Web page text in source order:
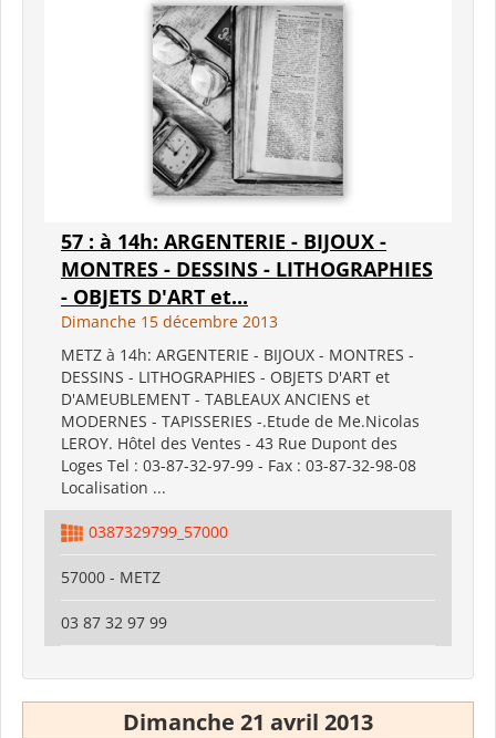
57 : à 14h: ARGENTERIE - BIJOUX -
MONTRES - DESSINS - LITHOGRAPHIES
- OBJETS D'ART et...
Dimanche 15 décembre 2013
METZ à 14h: ARGENTERIE - BIJOUX - MONTRES -
DESSINS - LITHOGRAPHIES - OBJETS D'ART et
D'AMEUBLEMENT - TABLEAUX ANCIENS et
MODERNES - TAPISSERIES -.Etude de Me.Nicolas
LEROY. Hôtel des Ventes - 43 Rue Dupont des
Loges Tel : 03-87-32-97-99 - Fax : 03-87-32-98-08
Localisation ...
0387329799_57000
57000 - METZ
03 87 32 97 99
Dimanche 21 avril 2013